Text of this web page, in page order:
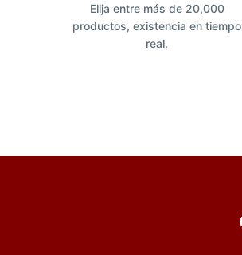
Elija entre más de 20,000
productos, existencia en tiempo
real.